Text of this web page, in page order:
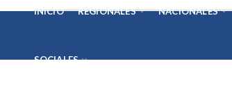
INICIO REGIONALES NACIONALES
SOCIALES